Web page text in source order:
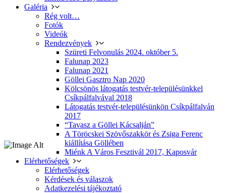
Galéria
Rég volt…
Fotók
Videók
Rendezvények
Szüreti Felvonulás 2024. október 5.
Falunap 2023
Falunap 2021
Göllei Gasztro Nap 2020
Kölcsönös látogatás testvér-településünkkel
Csíkpálfalvával 2018
Látogatás testvér-településünkön Csíkpálfalván
2017
“Tavasz a Göllei Kácsalján”
A Töröcskei Szövőszakkör és Zsiga Ferenc
kiállítása Göllében
Miénk A Város Fesztivál 2017, Kaposvár
Elérhetőségek
Elérhetőségek
Kérdések és válaszok
Adatkezelési tájékoztató